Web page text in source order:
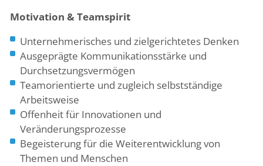
Motivation & Teamspirit
Unternehmerisches und zielgerichtetes Denken
Ausgeprägte Kommunikationsstärke und
Durchsetzungsvermögen
Teamorientierte und zugleich selbstständige
Arbeitsweise
Offenheit für Innovationen und
Veränderungsprozesse
Begeisterung für die Weiterentwicklung von
Themen und Menschen